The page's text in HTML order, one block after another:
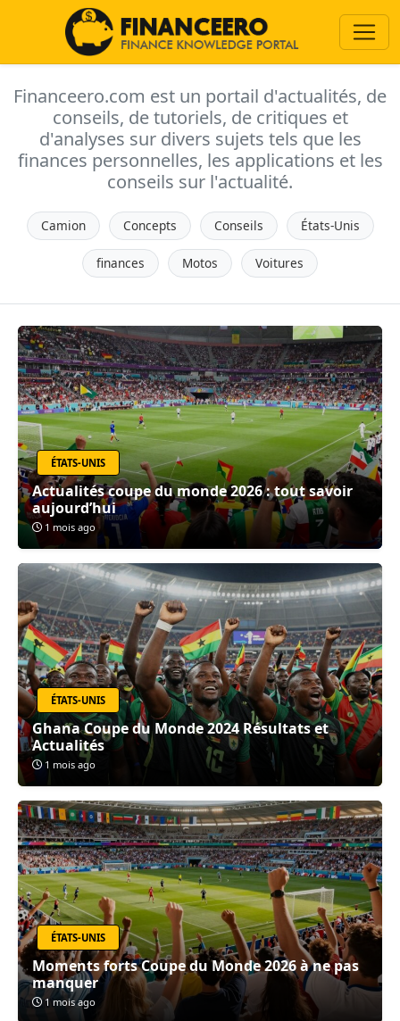
Financeero.com est un portail d'actualités, de
conseils, de tutoriels, de critiques et
d'analyses sur divers sujets tels que les
finances personnelles, les applications et les
conseils sur l'actualité.
Camion Concepts Conseils États-Unis
finances Motos Voitures
ÉTATS-UNIS
Actualités coupe du monde 2026 : tout savoir
aujourd’hui
1 mois ago
ÉTATS-UNIS
Ghana Coupe du Monde 2024 Résultats et
Actualités
1 mois ago
ÉTATS-UNIS
Moments forts Coupe du Monde 2026 à ne pas
manquer
1 mois ago